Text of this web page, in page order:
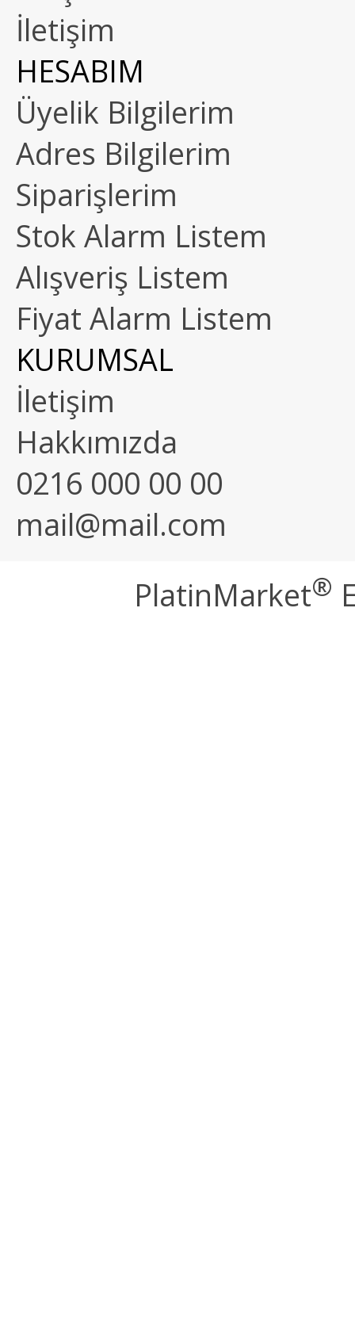
İletişim
HESABIM
Üyelik Bilgilerim
Adres Bilgilerim
Siparişlerim
Stok Alarm Listem
Alışveriş Listem
Fiyat Alarm Listem
KURUMSAL
İletişim
Hakkımızda
0216 000 00 00
mail@mail.com
PlatinMarket®